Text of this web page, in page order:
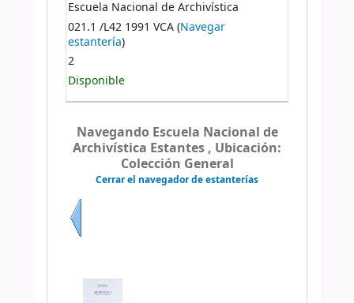
Escuela Nacional de Archivística
021.1 /L42 1991 VCA (Navegar
estantería)
2
Disponible
Navegando Escuela Nacional de
Archivística Estantes , Ubicación:
Colección General
Cerrar el navegador de estanterías